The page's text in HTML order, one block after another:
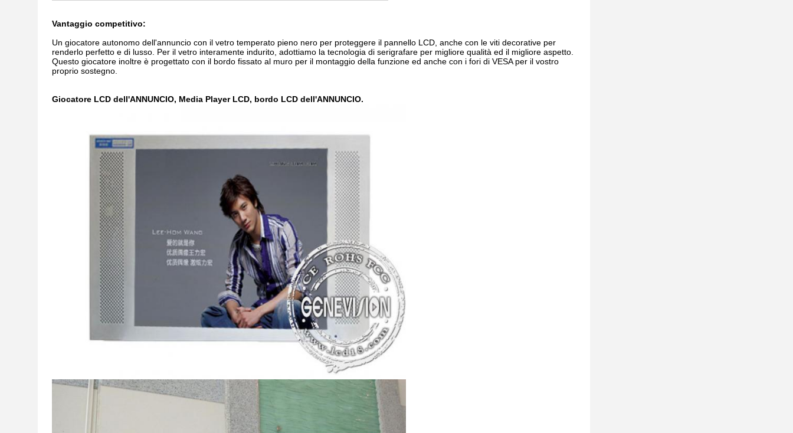
Vantaggio competitivo:
Un giocatore autonomo dell'annuncio con il vetro temperato pieno nero per proteggere il pannello LCD, anche con le viti decorative per
renderlo perfetto e di lusso. Per il vetro interamente indurito, adottiamo la tecnologia di serigrafare per migliore qualità ed il migliore aspetto.
Questo giocatore inoltre è progettato con il bordo fissato al muro per il montaggio della funzione ed anche con i fori di VESA per il vostro
proprio sostegno.
Giocatore LCD dell'ANNUNCIO, Media Player LCD, bordo LCD dell'ANNUNCIO.